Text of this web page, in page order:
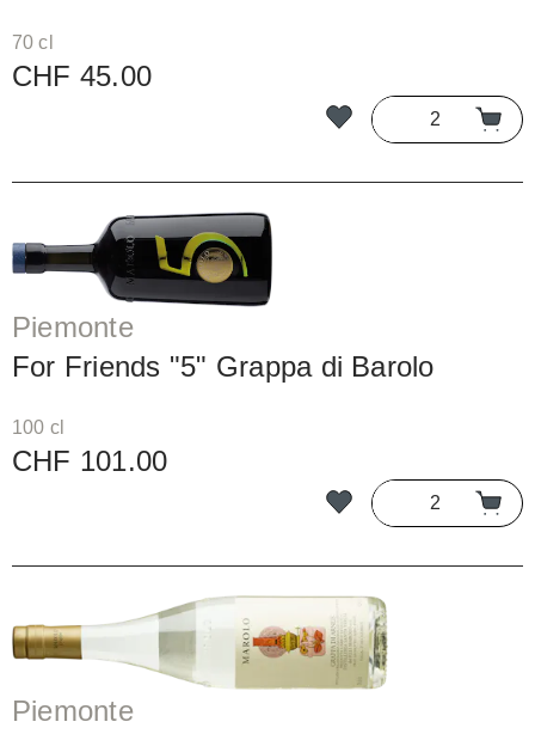
70 cl
CHF 45.00
Piemonte
For Friends "5" Grappa di Barolo
100 cl
CHF 101.00
Piemonte